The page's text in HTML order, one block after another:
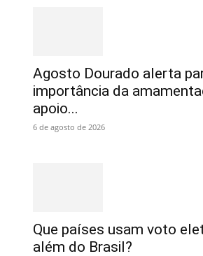
Agosto Dourado alerta
importância da
apoio...
6 de agosto de 2026
Que países usam voto
além do Brasil?